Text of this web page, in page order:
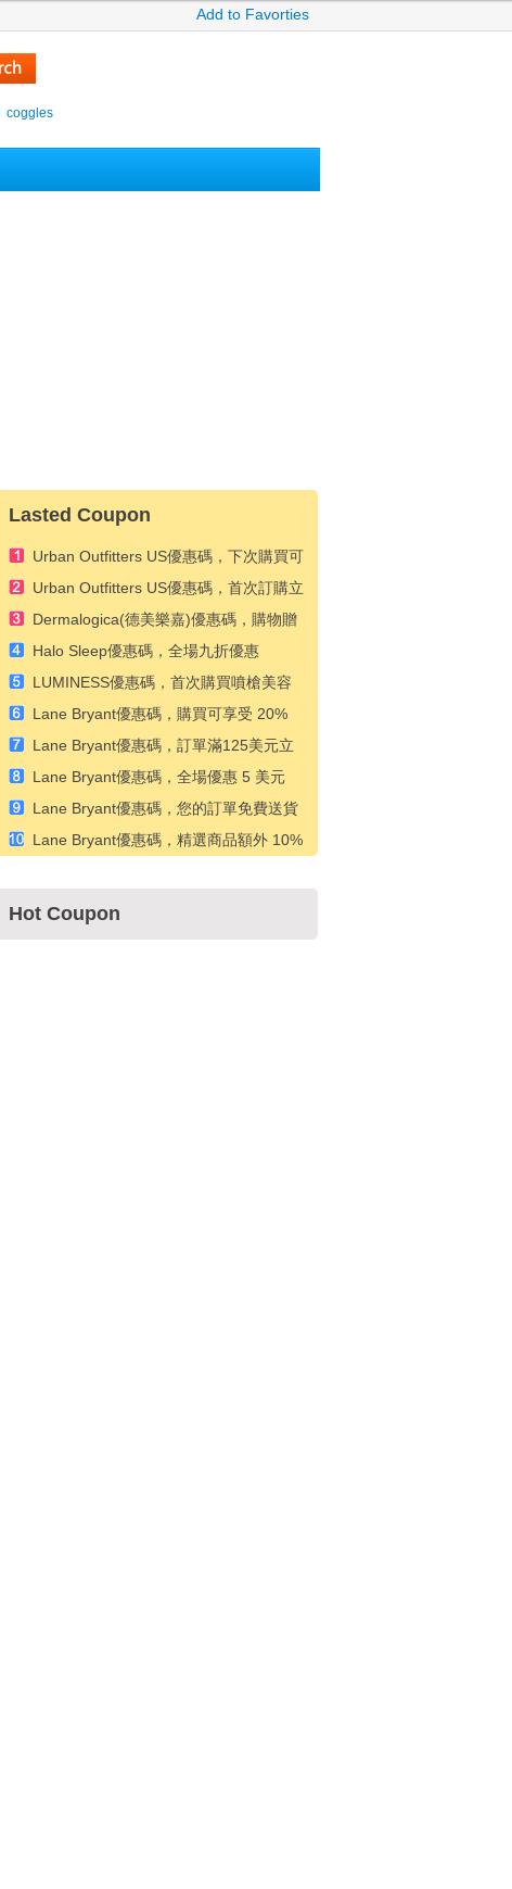
Add to Favorties
coggles
Lasted Coupon
Urban Outfitters US優惠碼，下次購買可
享受 15% 折扣
Urban Outfitters US優惠碼，首次訂購立
減 10 美元
Dermalogica(德美樂嘉)優惠碼，購物贈
送禮品
Halo Sleep優惠碼，全場九折優惠
LUMINESS優惠碼，首次購買噴槍美容
產品享八折優惠
Lane Bryant優惠碼，購買可享受 20%
折扣
Lane Bryant優惠碼，訂單滿125美元立
減25美元
Lane Bryant優惠碼，全場優惠 5 美元
Lane Bryant優惠碼，您的訂單免費送貨
Lane Bryant優惠碼，精選商品額外 10%
Hot Coupon